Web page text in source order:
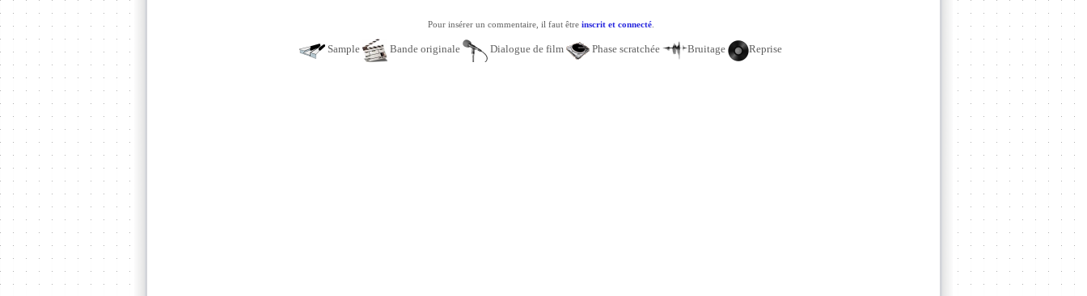
Pour insérer un commentaire, il faut être inscrit et connecté.
Sample Bande originale Dialogue de film Phase scratchée Bruitage Reprise